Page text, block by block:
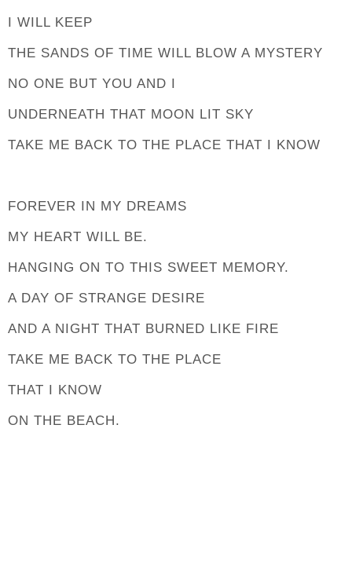
I WILL KEEP
THE SANDS OF TIME WILL BLOW A MYSTERY
NO ONE BUT YOU AND I
UNDERNEATH THAT MOON LIT SKY
TAKE ME BACK TO THE PLACE THAT I KNOW
FOREVER IN MY DREAMS
MY HEART WILL BE.
HANGING ON TO THIS SWEET MEMORY.
A DAY OF STRANGE DESIRE
AND A NIGHT THAT BURNED LIKE FIRE
TAKE ME BACK TO THE PLACE
THAT I KNOW
ON THE BEACH.